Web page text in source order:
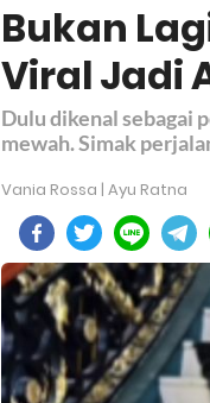
Bukan
Viral Jadi
Dulu dikenal sebagai
mewah. Simak
Vania Rossa | Ayu Ratna